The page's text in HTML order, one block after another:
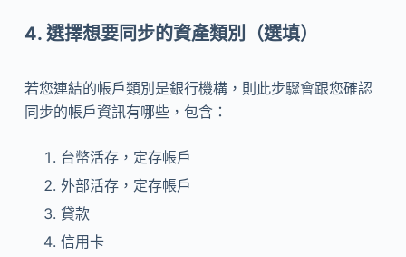
4. 選擇想要同步的資產類別（選填）
若您連結的帳戶類別是銀行機構，則此步驟會跟您確認
同步的帳戶資訊有哪些，包含：
台幣活存，定存帳戶
外部活存，定存帳戶
貸款
信用卡